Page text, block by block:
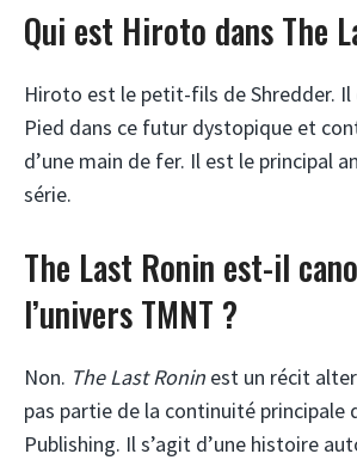
Qui est Hiroto dans The
Hiroto est le petit-fils de Shredder. Il
Pied dans ce futur dystopique et
d’une main de fer. Il est le principal
série.
The Last Ronin est-il
l’univers TMNT ?
Non. The Last Ronin est un récit
pas partie de la continuité principale
Publishing. Il s’agit d’une histoire